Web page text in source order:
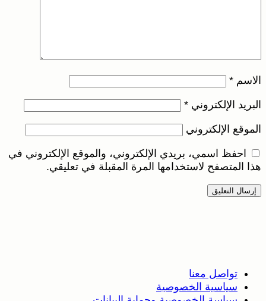
الاسم *
البريد الإلكتروني *
الموقع الإلكتروني
احفظ اسمي، بريدي الإلكتروني، والموقع الإلكتروني في
هذا المتصفح لاستخدامها المرة المقبلة في تعليقي.
تواصل معنا
سياسية الخصوصية